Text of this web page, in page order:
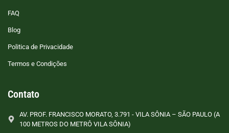
FAQ
Blog
Politica de Privacidade
Termos e Condições
Contato
AV. PROF. FRANCISCO MORATO, 3.791 - VILA SÔNIA – SÃO PAULO (A
100 METROS DO METRÔ VILA SÔNIA)